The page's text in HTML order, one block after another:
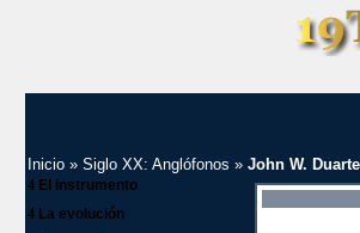
Inicio » Siglo XX: Anglófonos » John W. Duarte
4 El instrumento
4 La evolución